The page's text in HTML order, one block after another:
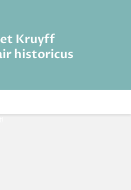
Kruyff
historicus